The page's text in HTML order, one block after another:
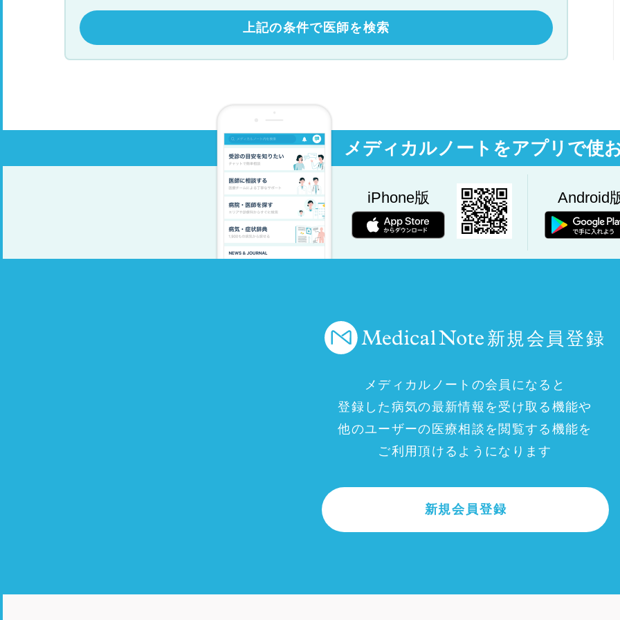
上記の条件で医師を検索
メディカルノートをアプリで使
iPhone版 Android
新規会員登録
メディカルノートの会員になると
登録した病気の最新情報を受け取る機能や
他のユーザーの医療相談を閲覧する機能を
ご利用頂けるようになります
新規会員登録